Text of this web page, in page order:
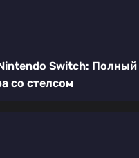
Switch:
со стелсом